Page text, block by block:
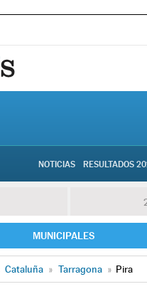
NOTICIAS RESULTADOS
MUNICIPALES
Cataluña » Tarragona » Pira